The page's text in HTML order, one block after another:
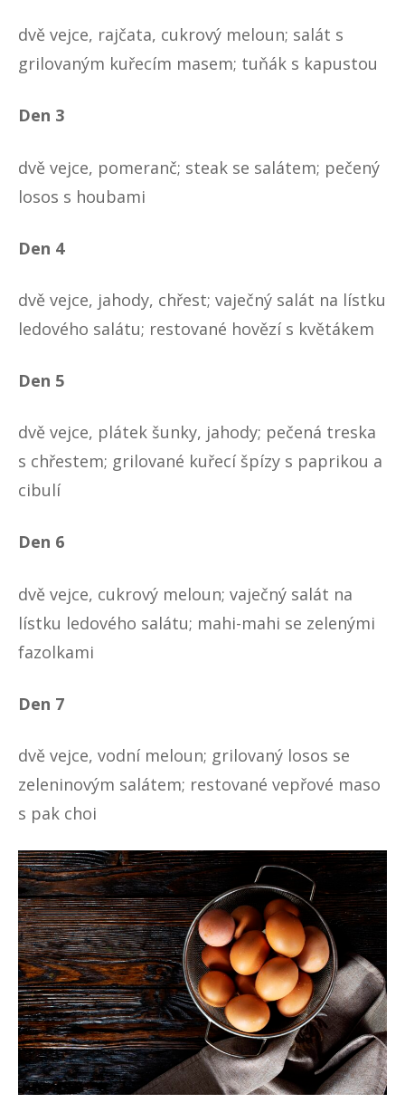
dvě vejce, rajčata, cukrový meloun; salát s
grilovaným kuřecím masem; tuňák s kapustou
Den 3
dvě vejce, pomeranč; steak se salátem; pečený
losos s houbami
Den 4
dvě vejce, jahody, chřest; vaječný salát na lístku
ledového salátu; restované hovězí s květákem
Den 5
dvě vejce, plátek šunky, jahody; pečená treska
s chřestem; grilované kuřecí špízy s paprikou a
cibulí
Den 6
dvě vejce, cukrový meloun; vaječný salát na
lístku ledového salátu; mahi-mahi se zelenými
fazolkami
Den 7
dvě vejce, vodní meloun; grilovaný losos se
zeleninovým salátem; restované vepřové maso
s pak choi